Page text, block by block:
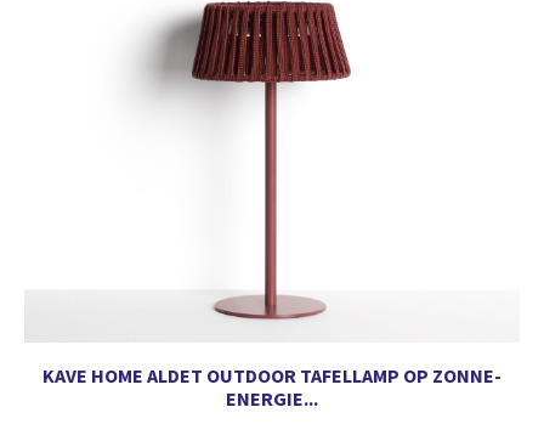
KAVE HOME ALDET OUTDOOR TAFELLAMP OP ZONNE-
ENERGIE...